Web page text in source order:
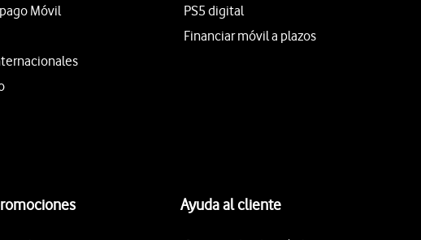
Móvil
PS5 digital
Financiar móvil a plazos
Ayuda al cliente